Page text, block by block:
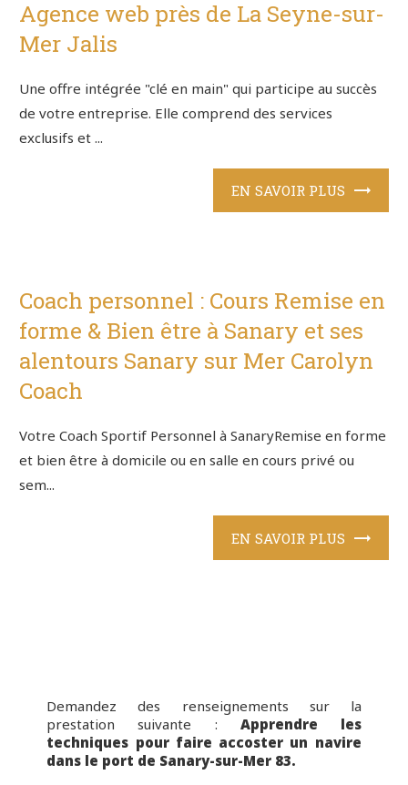
Agence web près de La Seyne-sur-
Mer Jalis
Une offre intégrée "clé en main" qui participe au succès
de votre entreprise. Elle comprend des services
exclusifs et ...
EN SAVOIR PLUS
Coach personnel : Cours Remise en
forme & Bien être à Sanary et ses
alentours Sanary sur Mer Carolyn
Coach
Votre Coach Sportif Personnel à SanaryRemise en forme
et bien être à domicile ou en salle en cours privé ou
sem...
EN SAVOIR PLUS
Demandez des renseignements sur la
prestation suivante : Apprendre les
techniques pour faire accoster un navire
dans le port de Sanary-sur-Mer 83.